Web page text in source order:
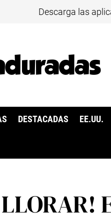
Descarga las
DESTACADAS EE.UU.